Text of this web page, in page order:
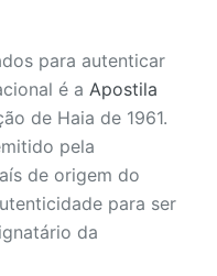
para autenticar
é a Apostila
de Haia de 1961.
pela
de origem do
para ser
da